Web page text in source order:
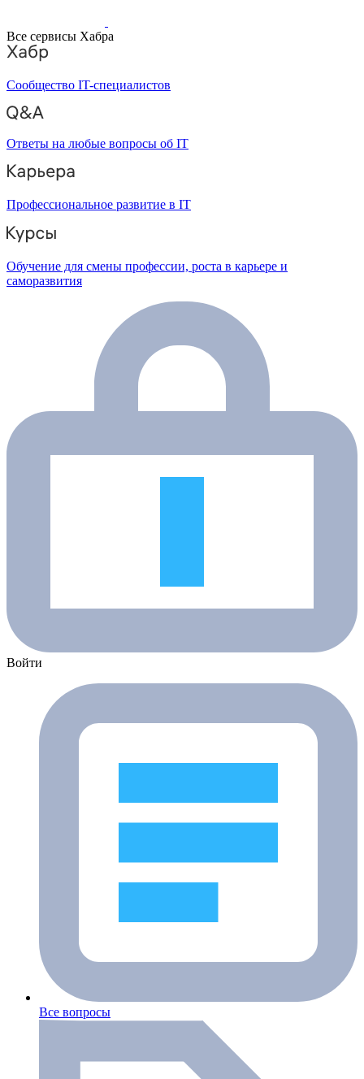
Все сервисы Хабра
Сообщество IT-специалистов
Ответы на любые вопросы об IT
Профессиональное развитие в IT
Обучение для смены профессии, роста в карьере и
саморазвития
Войти
Все вопросы